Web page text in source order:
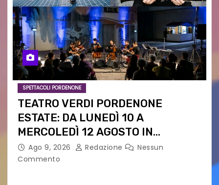
SPETTACOLI PORDENONE
TEATRO VERDI PORDENONE
ESTATE: DA LUNEDÌ 10 A
MERCOLEDÌ 12 AGOSTO IN
PIAZZETTA PESCHERIA TORNANO
LE MUSIC NIGHTS
Ago 9, 2026 Redazione
Nessun
Commento